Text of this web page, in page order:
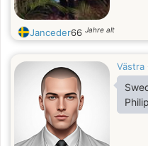
Janceder66 Jahre alt
Västra